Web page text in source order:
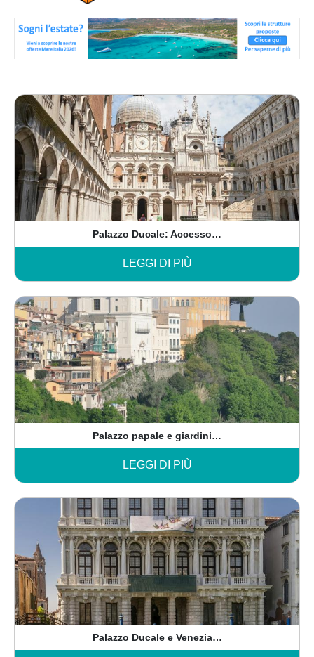
Palazzo Ducale: Accesso…
LEGGI DI PIÙ
Palazzo papale e giardini…
LEGGI DI PIÙ
Palazzo Ducale e Venezia…